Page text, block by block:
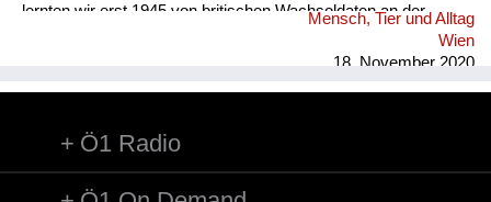
lernten wir erst 1945 von britischen Wachsoldaten an der
Grenze derBritischen Besatzungszone ihren Dienst versahen,
kennen. Hin und wieder bekamen wir von ihnen solchen
Mensch, Tier und Alltag
Wien
18. November 2020
Ö1 Radio